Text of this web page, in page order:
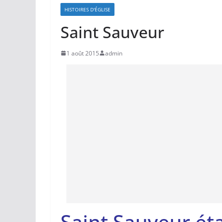
HISTOIRES D'ÉGLISE
Saint Sauveur
1 août 2015 admin